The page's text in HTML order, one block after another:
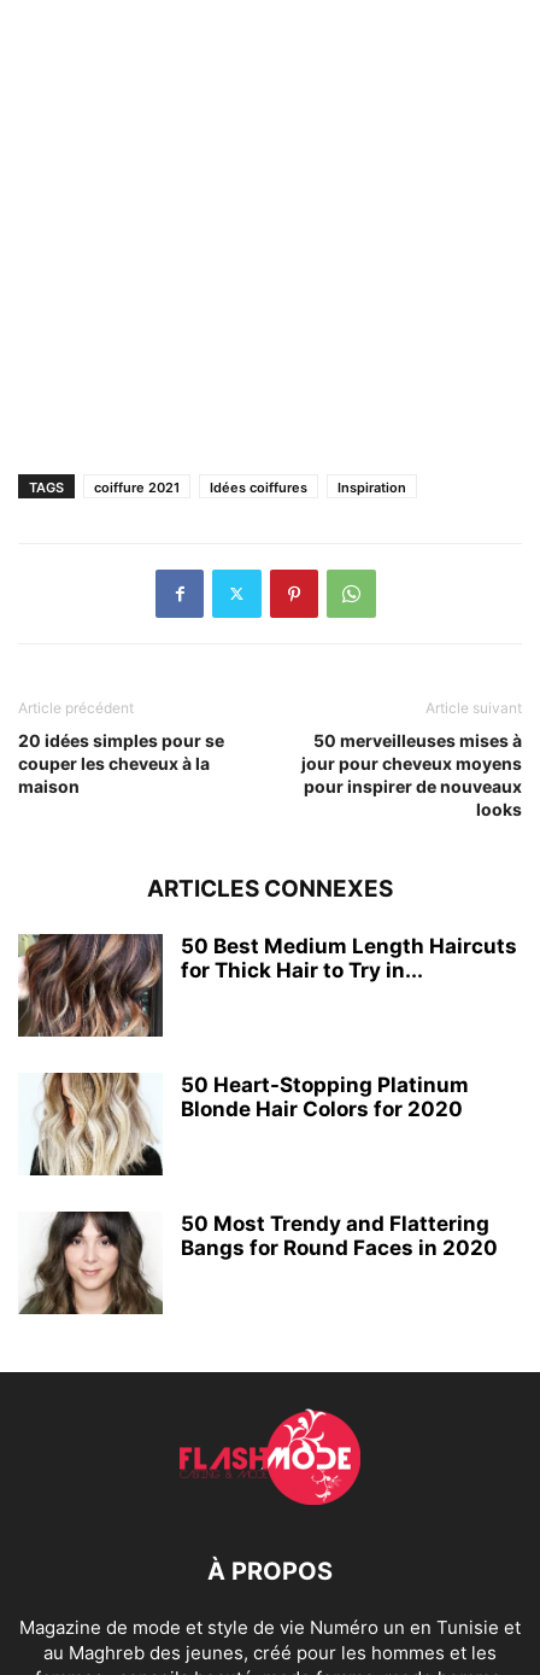
TAGS coiffure 2021 Idées coiffures Inspiration
Article précédent
20 idées simples pour se
couper les cheveux à la
maison
Article suivant
50 merveilleuses mises à
jour pour cheveux moyens
pour inspirer de nouveaux
looks
ARTICLES CONNEXES
50 Best Medium Length Haircuts
for Thick Hair to Try in...
50 Heart-Stopping Platinum
Blonde Hair Colors for 2020
50 Most Trendy and Flattering
Bangs for Round Faces in 2020
À PROPOS
Magazine de mode et style de vie Numéro un en Tunisie et
au Maghreb des jeunes, créé pour les hommes et les